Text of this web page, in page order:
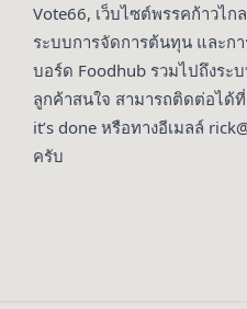
Vote66, เว็บไซต์พรรคก้าวไก
ระบบการจัดการต้นทุน และก
บอร์ด Foodhub รวมไปถึงระ
ลูกค้าสนใจ สามารถติดต่อได้
it’s done หรือทางอีเมลล์
ครับ